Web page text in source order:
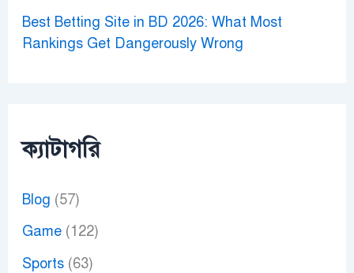
Best Betting Site in BD 2026: What Most
Rankings Get Dangerously Wrong
ক্যাটাগরি
Blog (57)
Game(122)
Sports(63)